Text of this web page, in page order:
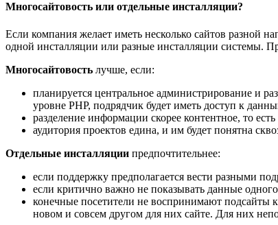
Многосайтовость или отдельные инсталляции?
Если компания желает иметь несколько сайтов разной
одной инсталляции или разные инсталляции системы.
Многосайтовость лучше, если:
планируется центральное администрирование и
уровне PHP, подрядчик будет иметь доступ к
разделение информации скорее контентное, то
аудитория проектов едина, и им будет понятна
Отдельные инсталляции предпочтительнее:
если поддержку предполагается вести разными
если критично важно не показывать данные
конечные посетители не воспринимают подсайты
новом и совсем другом для них сайте. Для них